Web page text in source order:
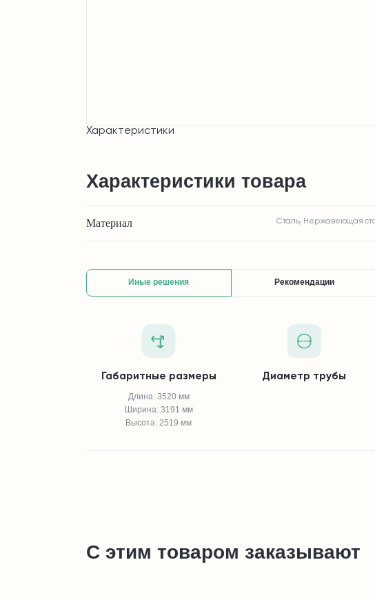
Характеристики
Характеристики товара
Материал Сталь, Нержавеющая
Иные решения Рекомендации
Габаритные размеры
Длина: 3520 мм
Ширина: 3191 мм
Высота: 2519 мм
Диаметр трубы
С этим товаром заказывают